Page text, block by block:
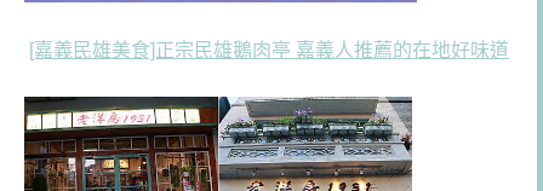
[嘉義民雄美食]正宗民雄鵝肉亭 嘉義人推薦的在地好味道